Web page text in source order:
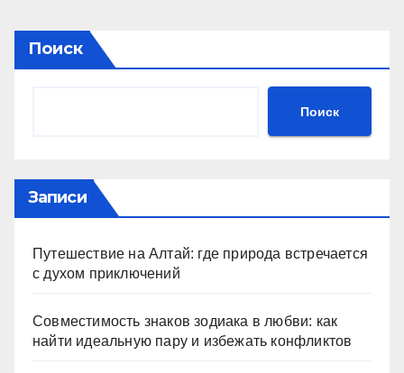
Поиск
Поиск
Записи
Путешествие на Алтай: где природа встречается
с духом приключений
Совместимость знаков зодиака в любви: как
найти идеальную пару и избежать конфликтов